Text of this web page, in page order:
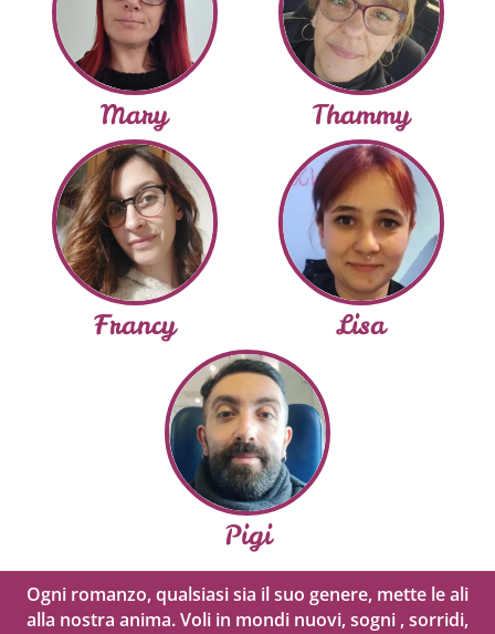
Mary Thammy
Francy Lisa
Pigi
Ogni romanzo, qualsiasi sia il suo genere, mette le ali
alla nostra anima. Voli in mondi nuovi, sogni , sorridi,